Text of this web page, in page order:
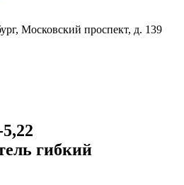
Московский проспект, д. 139
гибкий